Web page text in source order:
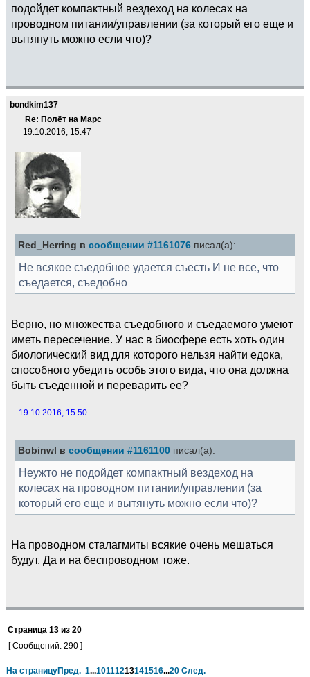
подойдет компактный вездеход на колесах на
проводном питании/управлении (за который его еще и
вытянуть можно если что)?
bondkim137
Re: Полёт на Марс
19.10.2016, 15:47
Red_Herring в сообщении #1161076 писал(а):
Не всякое съедобное удается съесть И не все, что
съедается, съедобно
Верно, но множества съедобного и съедаемого умеют
иметь пересечение. У нас в биосфере есть хоть один
биологический вид для которого нельзя найти едока,
способного убедить особь этого вида, что она должна
быть съеденной и переварить ее?
-- 19.10.2016, 15:50 --
Bobinwl в сообщении #1161100 писал(а):
Неужто не подойдет компактный вездеход на
колесах на проводном питании/управлении (за
который его еще и вытянуть можно если что)?
На проводном сталагмиты всякие очень мешаться
будут. Да и на беспроводном тоже.
Страница 13 из 20
[ Сообщений: 290 ]
На страницуПред. 1...10111213141516...20 След.